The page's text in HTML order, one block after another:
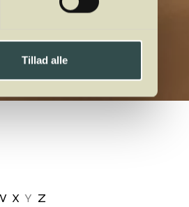
Tillad alle
X Y Z